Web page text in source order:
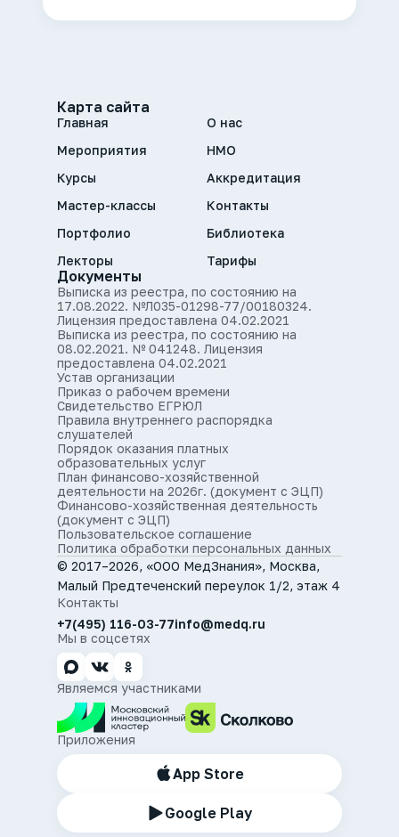
Карта сайта
Главная
Мероприятия
Курсы
Мастер-классы
Портфолио
Лекторы
О нас
НМО
Аккредитация
Контакты
Библиотека
Тарифы
Документы
Выписка из реестра, по состоянию на
17.08.2022. №Л035-01298-77/00180324.
Лицензия предоставлена 04.02.2021
Выписка из реестра, по состоянию на
08.02.2021. № 041248. Лицензия
предоставлена 04.02.2021
Устав организации
Приказ о рабочем времени
Свидетельство ЕГРЮЛ
Правила внутреннего распорядка
слушателей
Порядок оказания платных
образовательных услуг
План финансово-хозяйственной
деятельности на 2026г. (документ с ЭЦП)
Финансово-хозяйственная деятельность
(документ с ЭЦП)
Пользовательское соглашение
Политика обработки персональных данных
© 2017–2026, «ООО МедЗнания», Москва,
Малый Предтеченский переулок 1/2, этаж 4
Контакты
+7(495) 116-03-77info@medq.ru
Мы в соцсетях
Являемся участниками
Приложения
App Store
Google Play